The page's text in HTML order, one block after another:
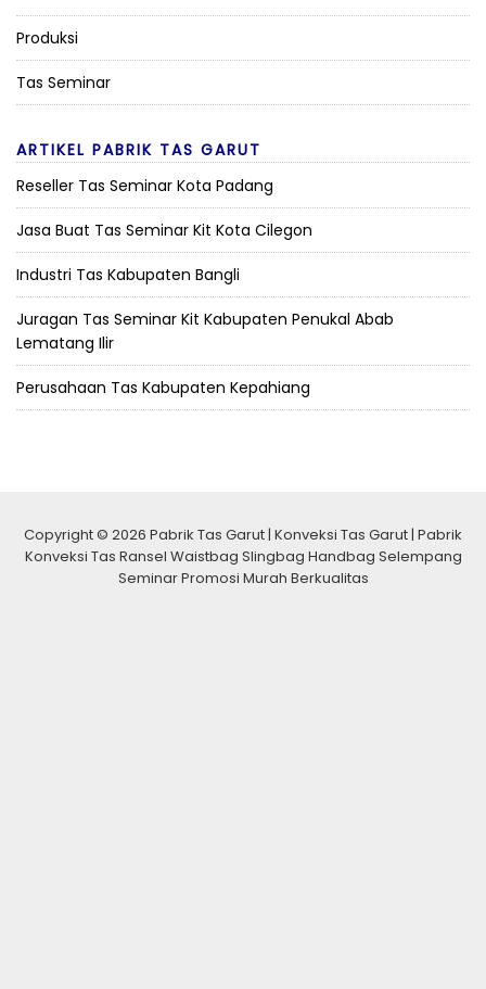
Produksi
Tas Seminar
ARTIKEL PABRIK TAS GARUT
Reseller Tas Seminar Kota Padang
Jasa Buat Tas Seminar Kit Kota Cilegon
Industri Tas Kabupaten Bangli
Juragan Tas Seminar Kit Kabupaten Penukal Abab
Lematang Ilir
Perusahaan Tas Kabupaten Kepahiang
Copyright © 2026 Pabrik Tas Garut | Konveksi Tas Garut | Pabrik
Konveksi Tas Ransel Waistbag Slingbag Handbag Selempang
Seminar Promosi Murah Berkualitas